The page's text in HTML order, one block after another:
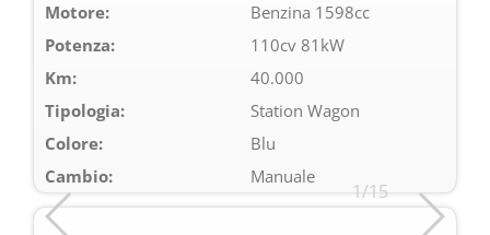
Motore:
Benzina 1598cc
Potenza:
110cv 81kW
Km:
40.000
Tipologia:
Station Wagon
Colore:
Blu
Cambio:
Manuale
1/15